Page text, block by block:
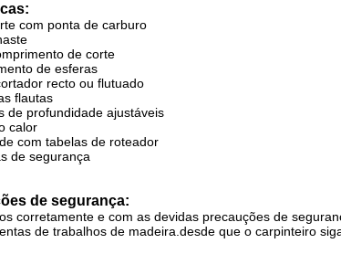
com ponta de carburo
de corte
de esferas
recto ou flutuado
flautas
de profundidade ajustáveis
calor
com tabelas de roteador
de segurança
de segurança:
corretamente e com as devidas precauções de
de trabalhos de madeira.desde que o carpinteiro